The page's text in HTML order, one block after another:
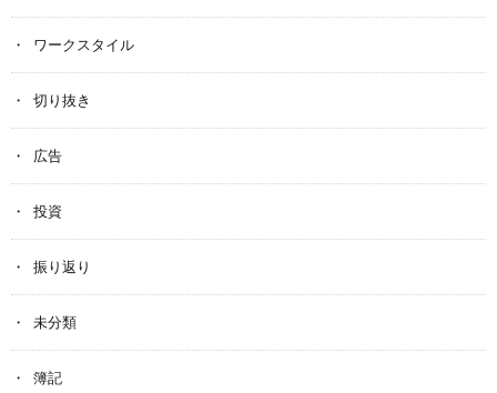
ワークスタイル
切り抜き
広告
投資
振り返り
未分類
簿記